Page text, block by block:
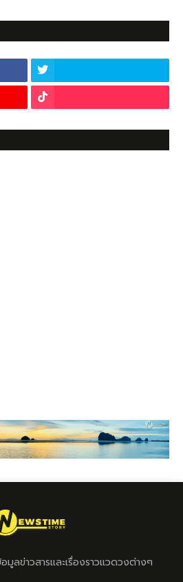
มูลข่าวสารและเรื่องราวแวดวงต่างๆ